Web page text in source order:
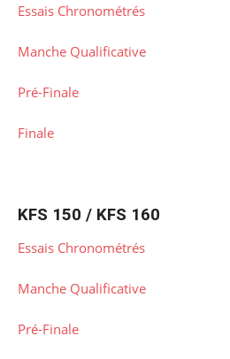
Essais Chronométrés
Manche Qualificative
Pré-Finale
Finale
KFS 150 / KFS 160
Essais Chronométrés
Manche Qualificative
Pré-Finale